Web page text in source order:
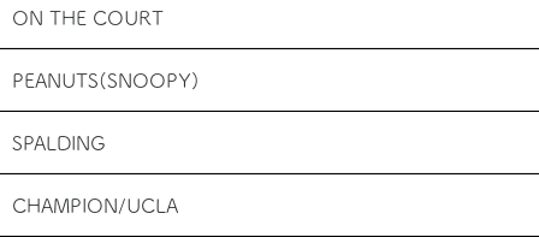
ON THE COURT
PEANUTS(SNOOPY)
SPALDING
CHAMPION/UCLA